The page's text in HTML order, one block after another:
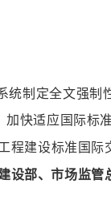
统制定全文强制
快适应国际标
程建设标准国际
设部、市场监